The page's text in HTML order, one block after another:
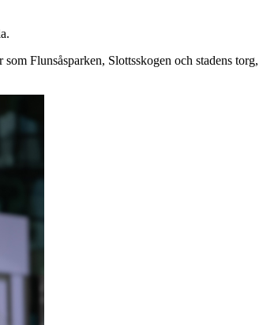
Flunsåsparken, Slottsskogen och stadens torg,